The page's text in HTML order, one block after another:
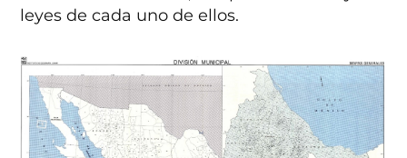
leyes de cada uno de ellos.